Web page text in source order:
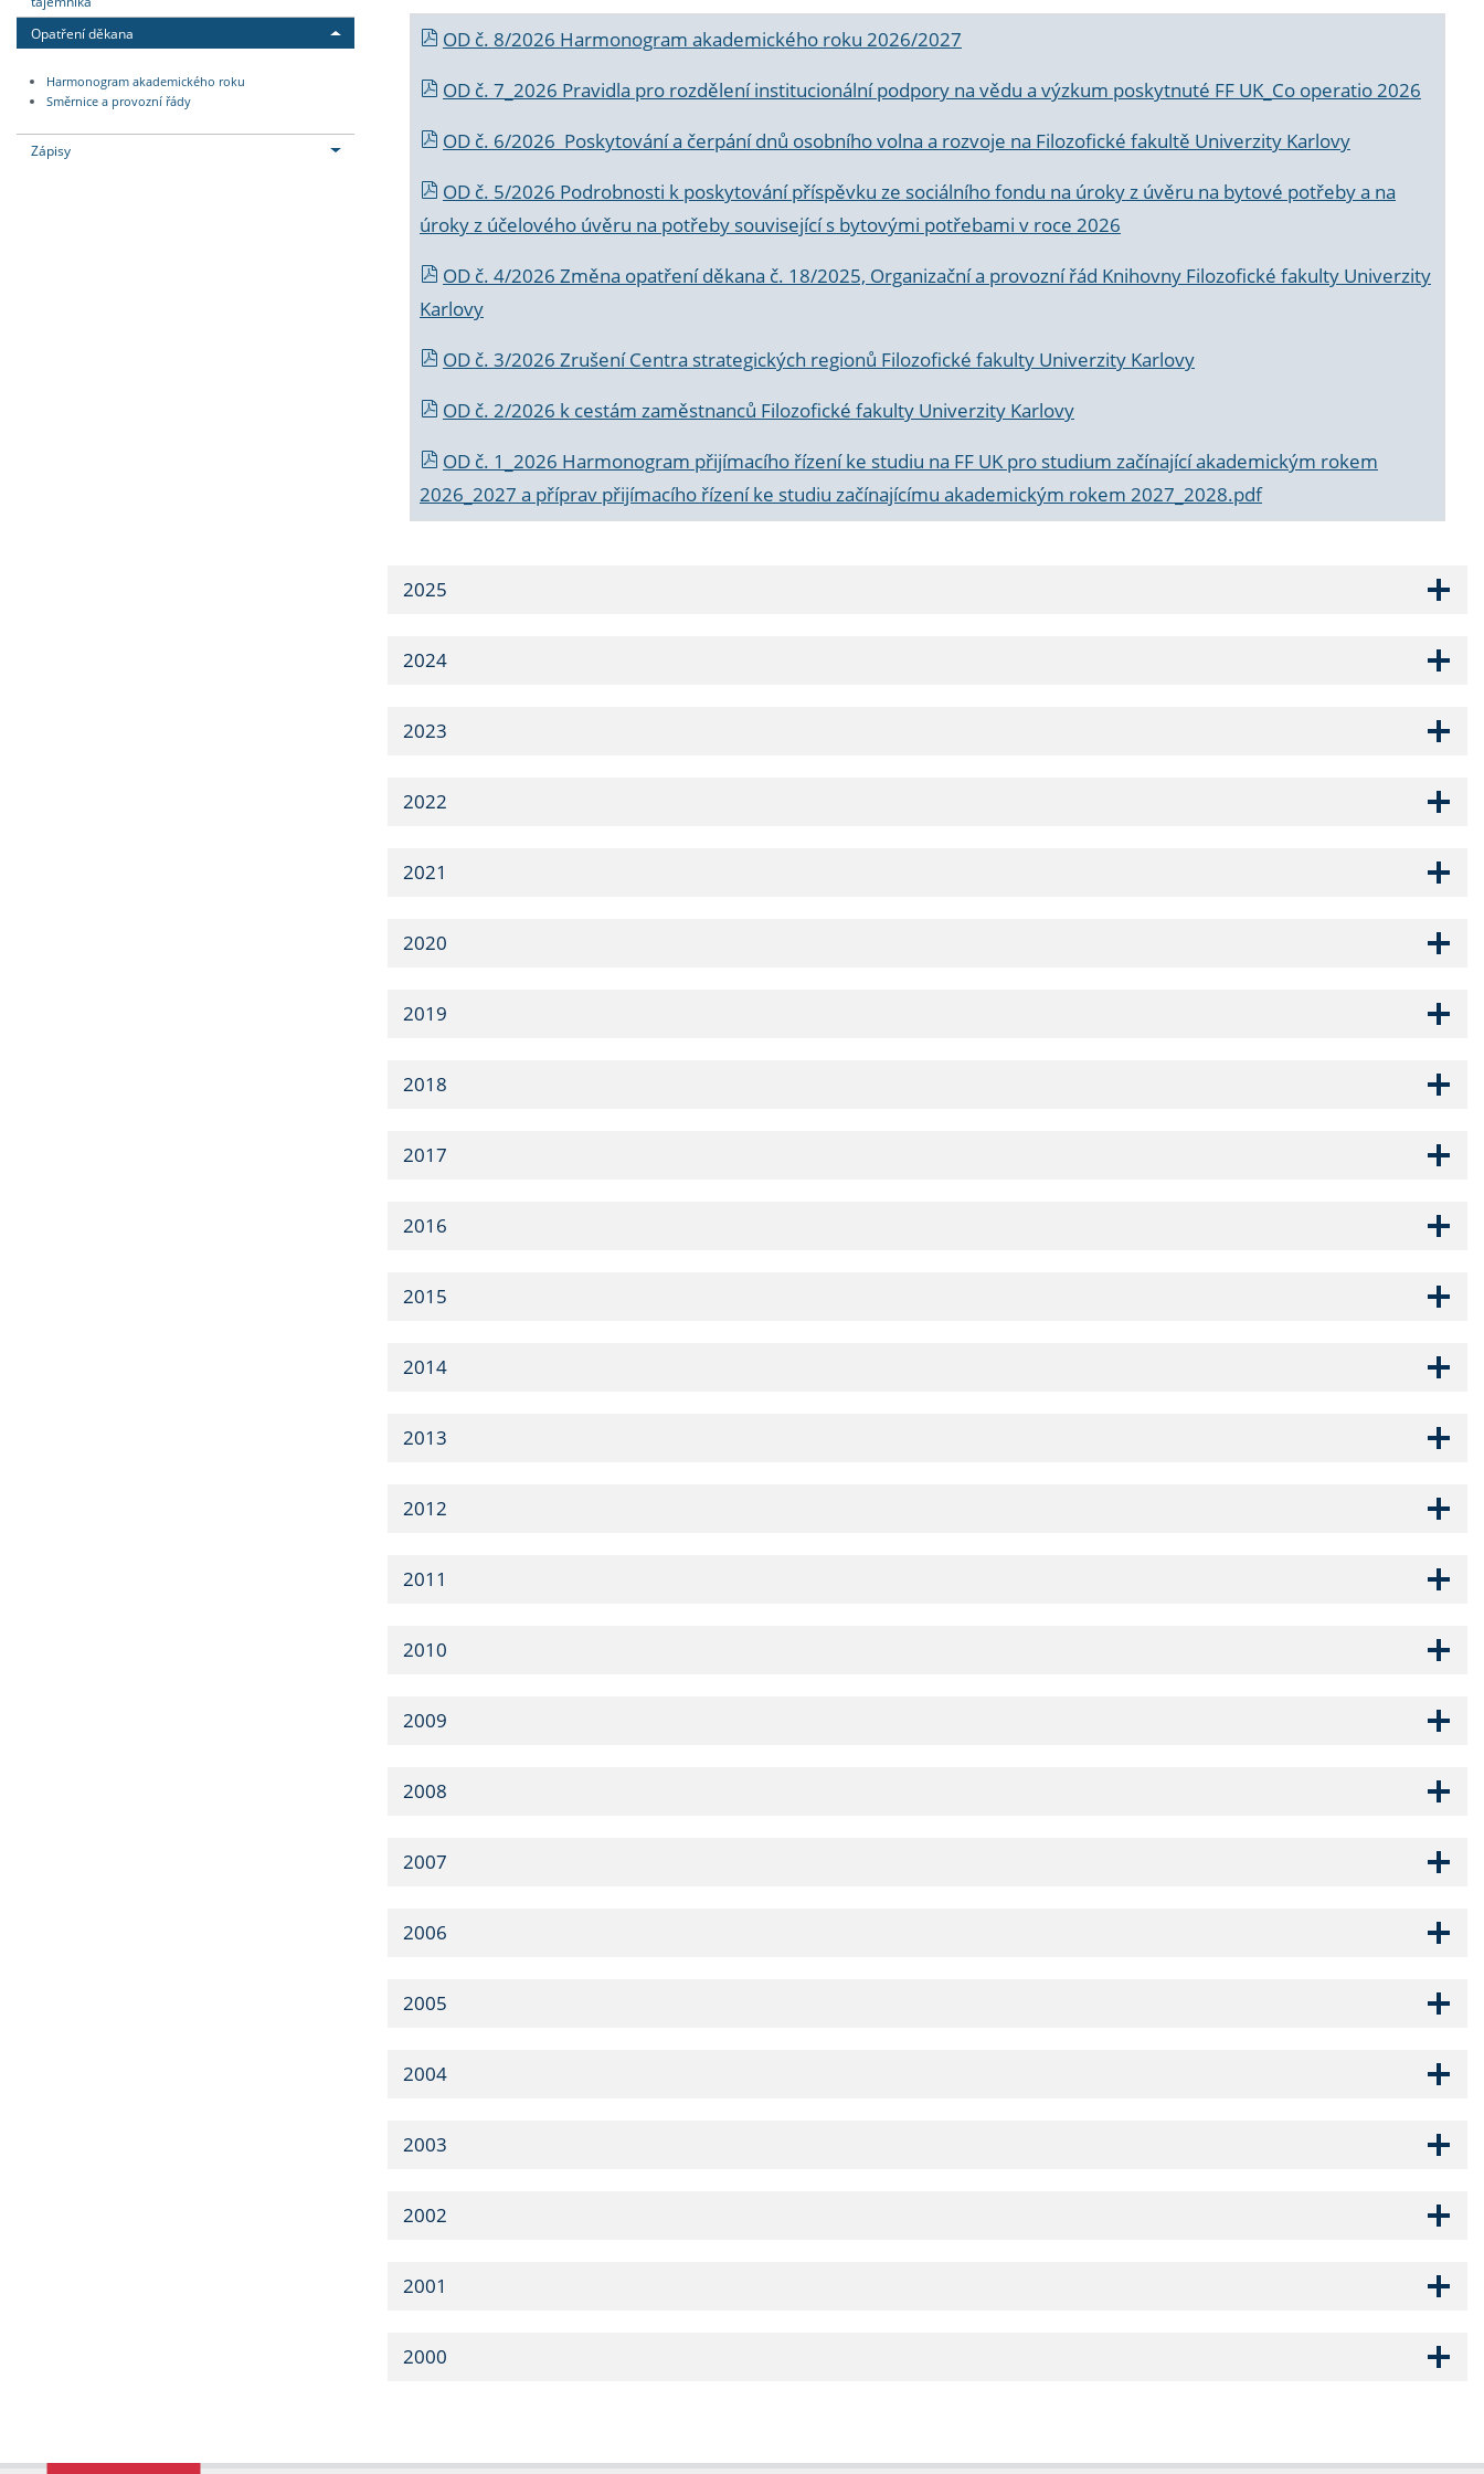
Opatření děkana
Harmonogram akademického roku
Směrnice a provozní řády
Zápisy
OD č. 8/2026 Harmonogram akademického roku 2026/2027
OD č. 7_2026 Pravidla pro rozdělení institucionální podpory na vědu a výzkum poskytnuté FF UK_Co operatio 2026
OD č. 6/2026 Poskytování a čerpání dnů osobního volna a rozvoje na Filozofické fakultě Univerzity Karlovy
OD č. 5/2026 Podrobnosti k poskytování příspěvku ze sociálního fondu na úroky z úvěru na bytové potřeby a na
úroky z účelového úvěru na potřeby související s bytovými potřebami v roce 2026
OD č. 4/2026 Změna opatření děkana č. 18/2025, Organizační a provozní řád Knihovny Filozofické fakulty Univerzity
Karlovy
OD č. 3/2026 Zrušení Centra strategických regionů Filozofické fakulty Univerzity Karlovy
OD č. 2/2026 k cestám zaměstnanců Filozofické fakulty Univerzity Karlovy
OD č. 1_2026 Harmonogram přijímacího řízení ke studiu na FF UK pro studium začínající akademickým rokem
2026_2027 a příprav přijímacího řízení ke studiu začínajícímu akademickým rokem 2027_2028.pdf
2025
2024
2023
2022
2021
2020
2019
2018
2017
2016
2015
2014
2013
2012
2011
2010
2009
2008
2007
2006
2005
2004
2003
2002
2001
2000